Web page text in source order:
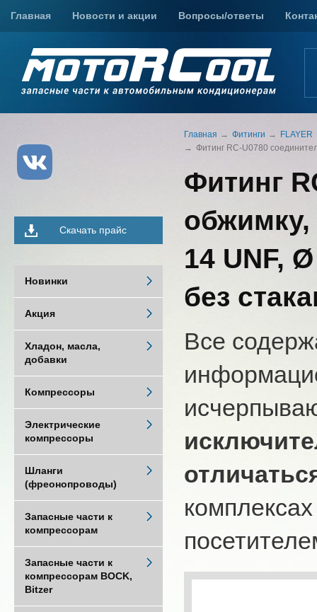
Главная Новости и акции Вопросы/ответы
Главная Фитинги
FLAYER
Фитинг RC-U0780
Фитинг
14 UNF,
без
Все
Скачать прайс
Новинки
Акция
Хладон, масла,
добавки
Компрессоры
Электрические
компрессоры
Шланги
(фреонопроводы)
Запасные части к
компрессорам
Запасные части к
компрессорам BOCK,
Bitzer